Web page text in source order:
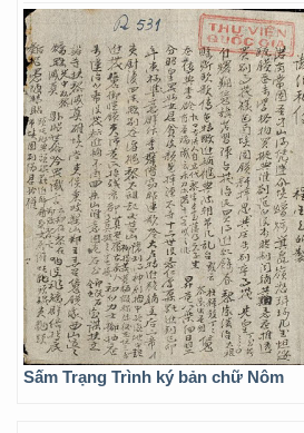
Sấm Trạng Trình ký bản chữ Nôm